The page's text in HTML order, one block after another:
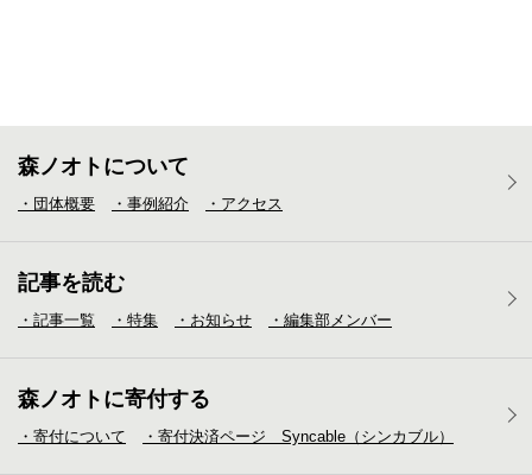
森ノオトについて
・団体概要 ・事例紹介 ・アクセス
記事を読む
・記事一覧 ・特集 ・お知らせ ・編集部メンバー
森ノオトに寄付する
・寄付について ・寄付決済ページ Syncable（シンカブル）